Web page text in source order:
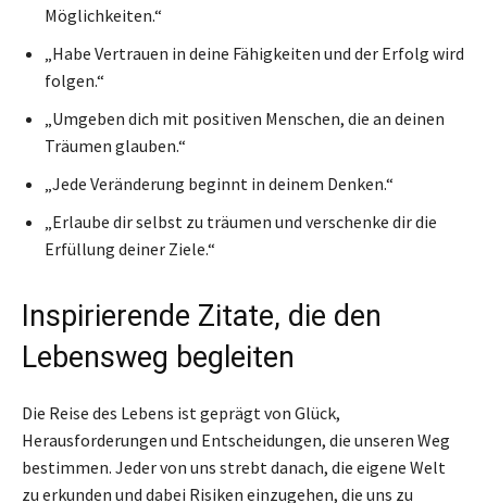
Möglichkeiten.“
„Habe Vertrauen in deine Fähigkeiten und der Erfolg wird
folgen.“
„Umgeben dich mit positiven Menschen, die an deinen
Träumen glauben.“
„Jede Veränderung beginnt in deinem Denken.“
„Erlaube dir selbst zu träumen und verschenke dir die
Erfüllung deiner Ziele.“
Inspirierende Zitate, die den
Lebensweg begleiten
Die Reise des Lebens ist geprägt von Glück,
Herausforderungen und Entscheidungen, die unseren Weg
bestimmen. Jeder von uns strebt danach, die eigene Welt
zu erkunden und dabei Risiken einzugehen, die uns zu